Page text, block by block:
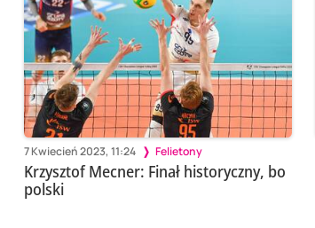
7 Kwiecień 2023, 11:24 Felietony
Krzysztof Mecner: Finał historyczny, bo
polski